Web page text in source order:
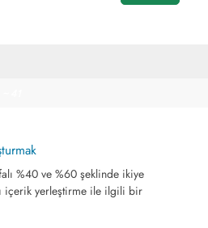
%40 ve %60 şeklinde ikiye
içerik yerleştirme ile ilgili bir